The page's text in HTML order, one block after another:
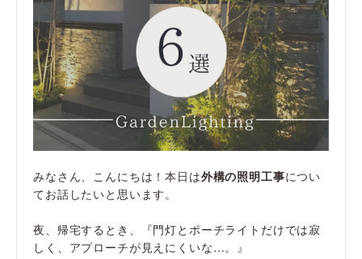
みなさん、こんにちは！本日は外構の照明工事につい
てお話したいと思います。
夜、帰宅するとき、『門灯とポーチライトだけでは寂
しく、アプローチが見えにくいな…。』